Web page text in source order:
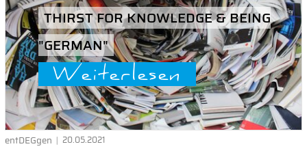
THIRST FOR KNOWLEDGE & BEING
"GERMAN"
Weiterlesen
entDEGgen 20.05.2021